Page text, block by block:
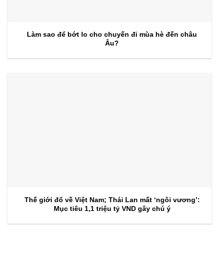
Làm sao để bớt lo cho chuyến đi mùa hè đến châu
Âu?
Thế giới đổ về Việt Nam; Thái Lan mất ‘ngôi vương’:
Mục tiêu 1,1 triệu tỷ VND gây chú ý